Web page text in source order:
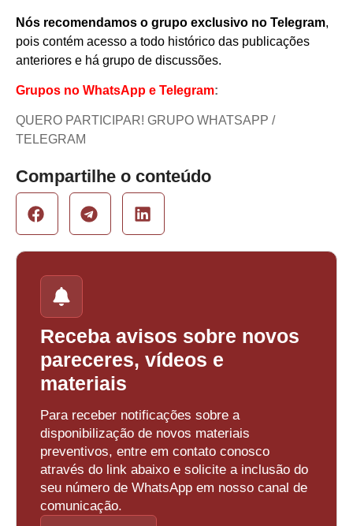
Nós recomendamos o grupo exclusivo no Telegram,
pois contém acesso a todo histórico das publicações
anteriores e há grupo de discussões.
Grupos no WhatsApp e Telegram:
QUERO PARTICIPAR! GRUPO WHATSAPP /
TELEGRAM
Compartilhe o conteúdo
Receba avisos sobre novos
pareceres, vídeos e
materiais
Para receber notificações sobre a
disponibilização de novos materiais
preventivos, entre em contato conosco
através do link abaixo e solicite a inclusão do
seu número de WhatsApp em nosso canal de
comunicação.